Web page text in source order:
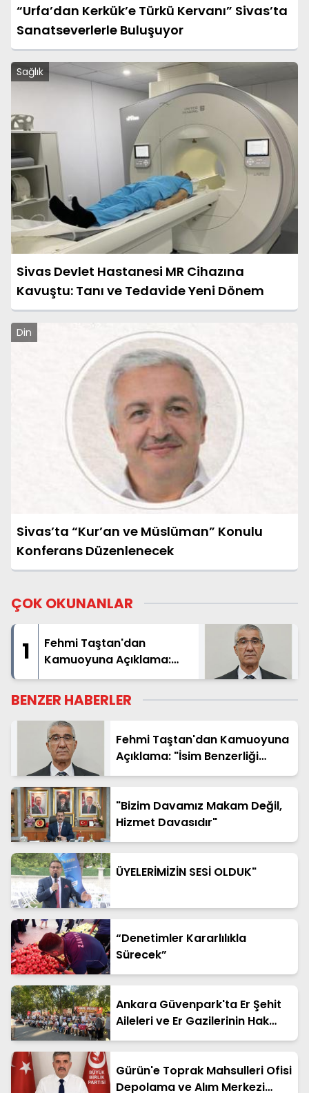
“Urfa’dan Kerkük’e Türkü Kervanı” Sivas’ta
Sanatseverlerle Buluşuyor
Sağlık
Sivas Devlet Hastanesi MR Cihazına
Kavuştu: Tanı ve Tedavide Yeni Dönem
Din
Sivas’ta “Kur’an ve Müslüman” Konulu
Konferans Düzenlenecek
ÇOK OKUNANLAR
1
Fehmi Taştan'dan
Kamuoyuna Açıklama:
"İsim Benzerliği Nedeniyle
Hatalı Haberde Yer Aldım"
BENZER HABERLER
Fehmi Taştan'dan Kamuoyuna
Açıklama: "İsim Benzerliği
Nedeniyle Hatalı Haberde Yer
"Bizim Davamız Makam Değil,
Hizmet Davasıdır"
ÜYELERİMİZİN SESİ OLDUK"
“Denetimler Kararlılıkla
Sürecek”
Ankara Güvenpark'ta Er Şehit
Aileleri ve Er Gazilerinin Hak
Arayışı Sürüyor
Gürün'e Toprak Mahsulleri Ofisi
Depolama ve Alım Merkezi